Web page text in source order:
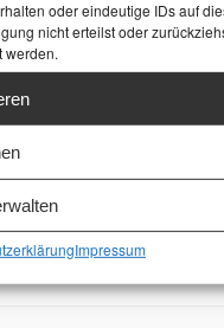
oder eindeutige IDs auf
nicht erteilst oder
werden.
Impressum